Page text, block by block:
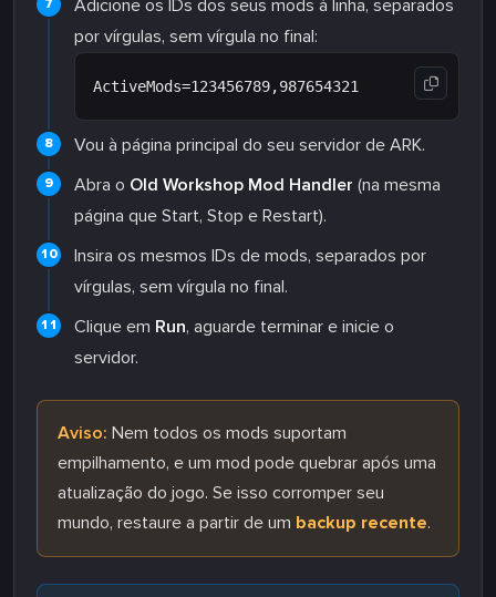
Adicione os IDs dos seus mods à linha, separados
por vírgulas, sem vírgula no final:
Vou à página principal do seu servidor de ARK.
Abra o Old Workshop Mod Handler (na mesma
página que Start, Stop e Restart).
Insira os mesmos IDs de mods, separados por
vírgulas, sem vírgula no final.
Clique em Run, aguarde terminar e inicie o
servidor.
Aviso: Nem todos os mods suportam
empilhamento, e um mod pode quebrar após uma
atualização do jogo. Se isso corromper seu
mundo, restaure a partir de um backup recente.